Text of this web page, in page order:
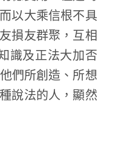
以大乘信根不具
損友群聚，互相
識及正法大加否
們所創造、所想
說法的人，顯然